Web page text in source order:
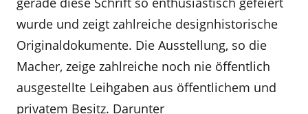
wurde und zeigt zahlreiche designhistorische
Originaldokumente. Die Ausstellung, so die
Macher, zeige zahlreiche noch nie öffentlich
ausgestellte Leihgaben aus öffentlichem und
privatem Besitz. Darunter